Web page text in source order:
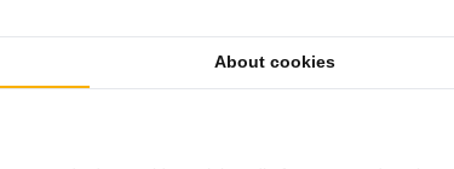
About cookies